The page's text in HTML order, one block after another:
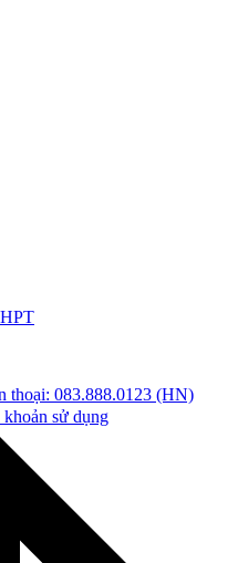
thoại: 083.888.0123 (HN)
sử dụng